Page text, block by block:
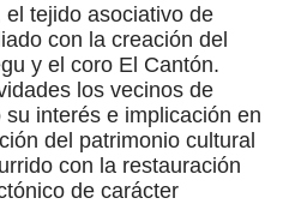
tejido asociativo de
con la creación del
y el coro El Cantón.
los vecinos de
interés e implicación en
del patrimonio cultural
con la restauración
de carácter